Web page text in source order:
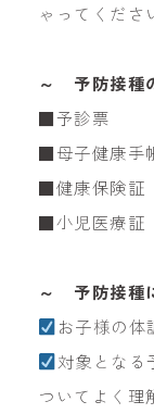
ゃってくださ
～ 予防接種
■予診票
■母子健康手
■健康保険証
■小児医療証
～ 予防接種
お子様の体
対象となる
ついてよく理